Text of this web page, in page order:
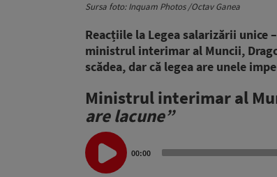
Sursa foto: Inquam Photos /Octav Ganea
Reacțiile la Legea salarizării
ministrul interimar al Muncii,
scădea, dar că legea are unele
Ministrul interimar al
are lacune”
Audio
Player
00:00